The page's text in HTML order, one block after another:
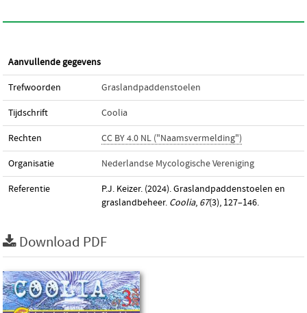
Aanvullende gegevens
Trefwoorden Graslandpaddenstoelen
Tijdschrift Coolia
Rechten CC BY 4.0 NL ("Naamsvermelding")
Organisatie Nederlandse Mycologische Vereniging
Referentie
P.J. Keizer. (2024). Graslandpaddenstoelen en
graslandbeheer. Coolia, 67(3), 127–146.
Download PDF